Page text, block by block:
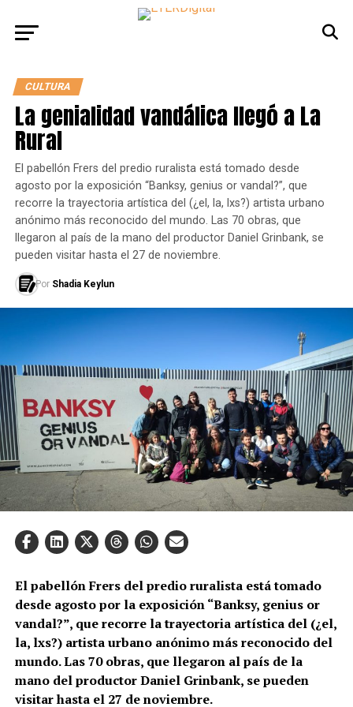
CULTURA
La genialidad vandálica llegó a La
Rural
El pabellón Frers del predio ruralista está tomado desde
agosto por la exposición “Banksy, genius or vandal?”, que
recorre la trayectoria artística del (¿el, la, lxs?) artista urbano
anónimo más reconocido del mundo. Las 70 obras, que
llegaron al país de la mano del productor Daniel Grinbank, se
pueden visitar hasta el 27 de noviembre.
Por Shadia Keylun
El pabellón Frers del predio ruralista está tomado
desde agosto por la exposición “Banksy, genius or
vandal?”, que recorre la trayectoria artística del (¿el,
la, lxs?) artista urbano anónimo más reconocido del
mundo. Las 70 obras, que llegaron al país de la
mano del productor Daniel Grinbank, se pueden
visitar hasta el 27 de noviembre.